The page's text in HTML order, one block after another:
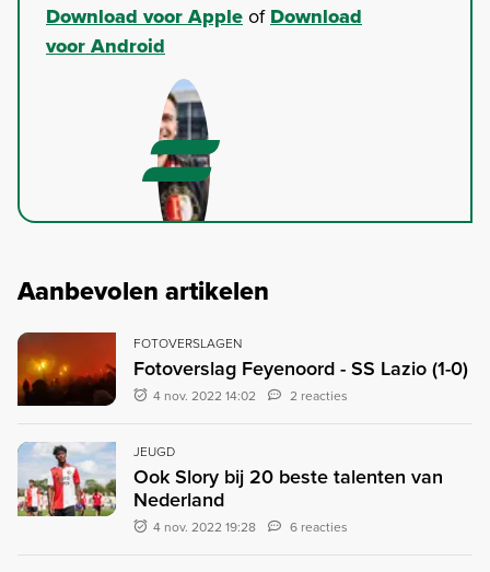
Download voor AppleofDownload
voor Android
Aanbevolen artikelen
FOTOVERSLAGEN
Fotoverslag Feyenoord - SS Lazio (1-0)
4 nov. 2022 14:02 2 reacties
JEUGD
Ook Slory bij 20 beste talenten van
Nederland
4 nov. 2022 19:28 6 reacties